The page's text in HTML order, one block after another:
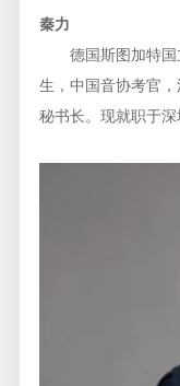
秦力
德国斯图加特国
生，中国音协考官
秘书长。现就职于深